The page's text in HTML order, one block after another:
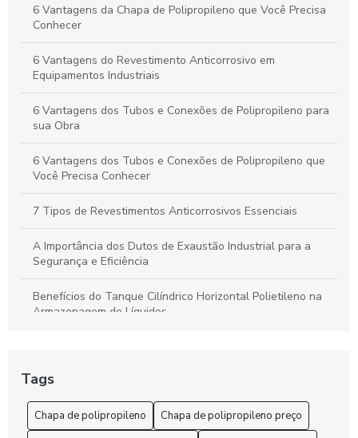
Dutos de Polipropileno: Principais Benefícios e Aplicações
Indispensáveis
Duto de Polipropileno: Benefícios para Projetos Sustentáveis
e de Alto Desempenho
6 Vantagens da Chapa de Polipropileno que Você Precisa
Conhecer
6 Vantagens do Revestimento Anticorrosivo em
Equipamentos Industriais
6 Vantagens dos Tubos e Conexões de Polipropileno para
sua Obra
6 Vantagens dos Tubos e Conexões de Polipropileno que
Você Precisa Conhecer
7 Tipos de Revestimentos Anticorrosivos Essenciais
A Importância dos Dutos de Exaustão Industrial para a
Segurança e Eficiência
Benefícios do Tanque Cilíndrico Horizontal Polietileno na
Armazenagem de Líquidos
Chapa de polipropileno é a solução ideal para suas
Chapa de Polipropileno Preço: 6 Fatores que Influenciam
Tags
Chapa de polipropileno
Chapa de polipropileno preço